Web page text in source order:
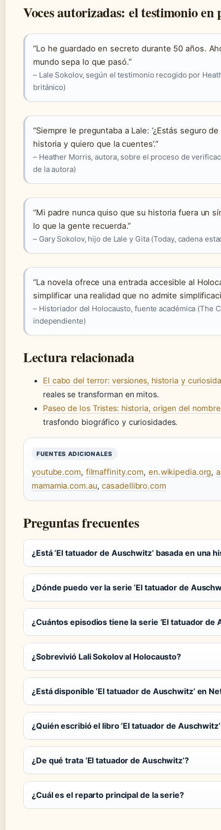
Voces autorizadas: el testimonio
“Lo he guardado en secreto durante 50 años.
mundo sepa lo que pasó.”
– Lale Sokolov, según el testimonio recogido por
británico)
“Siempre le preguntaba a Lale: ‘¿Estás seguro
historia y quiero que la cuentes’.”
– Heather Morris, autora, sobre el proceso de
de la autora)
“Mi padre nunca quiso que su historia fuera un
lo que la gente recuerda.”
– Gary Sokolov, hijo de Lale y Gita (Today, cadena
“La novela ofrece una entrada accesible al
simplificar una realidad que no admite
– Historiador del Holocausto, fuente académica (The
independiente)
Lectura relacionada
El cabo del terror: versiones, historia y
reales se transforman en mitos.
Paseo de los Tristes: historia, origen del
trasfondo biográfico y curiosidades.
FUENTES ADICIONALES
youtube.com, filmaffinity.com, en.wikipedia.org,
mamamia.com.au,casadellibro.com
Preguntas frecuentes
¿Está ‘El tatuador de Auschwitz’ basada en una
¿Dónde puedo ver la serie ‘El tatuador de
¿Cuántos episodios tiene la serie ‘El tatuador de
¿Sobrevivió Lali Sokolov al Holocausto?
¿Está disponible ‘El tatuador de Auschwitz’ en
¿Quién escribió el libro ‘El tatuador de
¿De qué trata ‘El tatuador de Auschwitz’?
¿Cuál es el reparto principal de la serie?